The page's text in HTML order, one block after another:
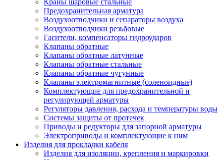
Краны шаровые стальные
Предохранительная арматура
Воздухоотводчики и сепараторы воздуха
Воздухоотводчики резьбовые
Гасители, компенсаторы гидроударов
Клапаны обратные
Клапаны обратные латунные
Клапаны обратные стальные
Клапаны обратные чугунные
Клапаны электромагнитные (соленоидные)
Комплектующие для предохранительной и
регулирующей арматуры
Регуляторы давления, расхода и температуры воды
Системы защиты от протечек
Приводы и редукторы для запорной арматуры
Электроприводы и комплектующие к ним
Изделия для прокладки кабеля
Изделия для изоляции, крепления и маркировки